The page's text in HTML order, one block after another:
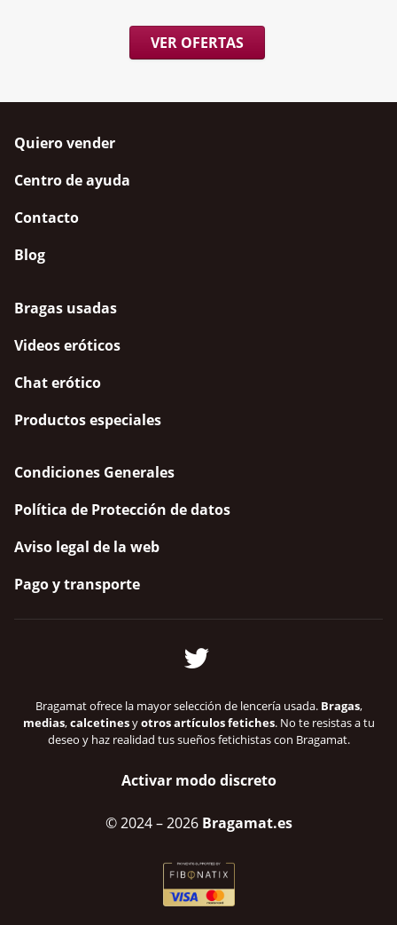
VER OFERTAS
Quiero vender
Centro de ayuda
Contacto
Blog
Bragas usadas
Videos eróticos
Chat erótico
Productos especiales
Condiciones Generales
Política de Protección de datos
Aviso legal de la web
Pago y transporte
Bragamat ofrece la mayor selección de lencería usada. Bragas,
medias,calcetinesyotros artículos fetiches. No te resistas a tu
deseo y haz realidad tus sueños fetichistas con Bragamat.
Activar modo discreto
© 2024– 2026 Bragamat.es